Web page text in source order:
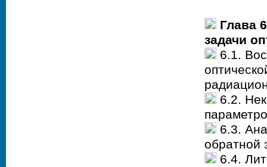
Глава
задачи
6.1.
6.2.
6.3.
обратной
6.4.